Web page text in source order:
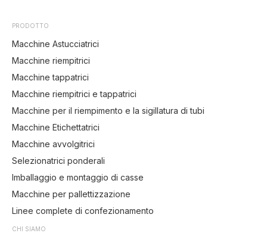
PRODOTTO
Macchine Astucciatrici
Macchine riempitrici
Macchine tappatrici
Macchine riempitrici e tappatrici
Macchine per il riempimento e la sigillatura di tubi
Macchine Etichettatrici
Macchine avvolgitrici
Selezionatrici ponderali
Imballaggio e montaggio di casse
Macchine per pallettizzazione
Linee complete di confezionamento
CHI SIAMO